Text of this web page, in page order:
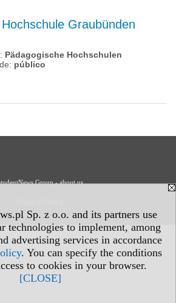
Sp. z o.o. and its partners use
technologies to implement, among
advertising services in accordance
. You can specify the conditions
to cookies in your browser.
[CLOSE]
Graubünden
Pädagogische Hochschulen
público
Group - about us